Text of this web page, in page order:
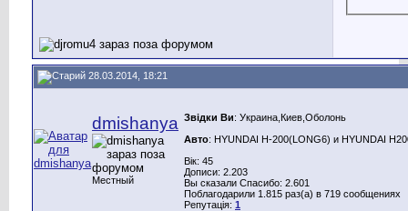
28.03.2014, 18:21
dmishanya
Местный
Звідки Ви: Украина,Киев,Оболонь
Авто: HYUNDAI H-200(LONG6) и HYUNDAI
Вік: 45
Дописи: 2.203
Вы сказали Спасибо: 2.601
Поблагодарили 1.815 раз(а) в 719 сообщениях
Репутація: 1